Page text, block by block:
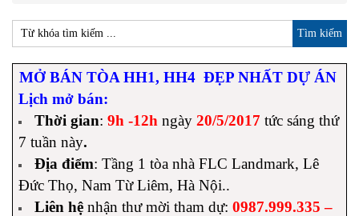
MỞ BÁN TÒA HH1, HH4 ĐẸP NHẤT DỰ ÁN
Lịch mở bán:
Thời gian: 9h -12h ngày 20/5/2017 tức sáng thứ
7 tuần này.
Địa điểm: Tầng 1 tòa nhà FLC Landmark, Lê
Đức Thọ, Nam Từ Liêm, Hà Nội..
Liên hệ nhận thư mời tham dự: 0987.999.335 –